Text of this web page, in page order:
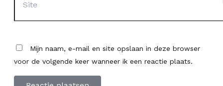
Mijn naam, e-mail en site opslaan in deze browser
voor de volgende keer wanneer ik een reactie plaats.